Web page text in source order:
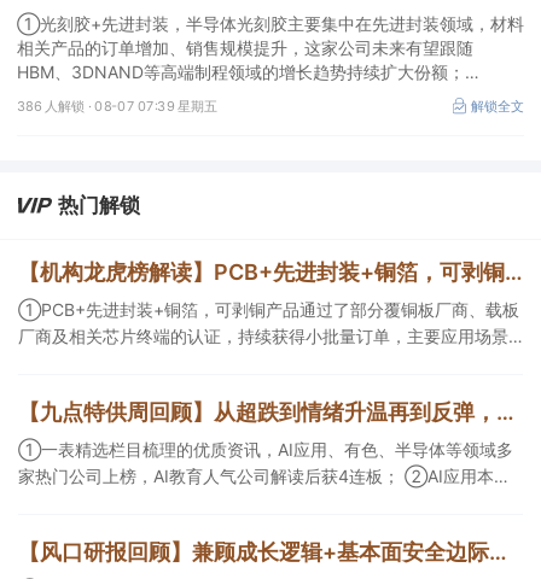
①光刻胶+先进封装，半导体光刻胶主要集中在先进封装领域，材料
相关产品的订单增加、销售规模提升，这家公司未来有望跟随
HBM、3DNAND等高端制程领域的增长趋势持续扩大份额；
②华为+高速连接器，这家公司是深耕连接器国产核心骨干，高速互
联产品已对接导入国内头部AI服务器厂商，深度绑定华为供应链。
386 人解锁 ·08-07 07:39 星期五 解锁全文
热门解锁
【机构龙虎榜解读】PCB+先进封装+铜箔，可剥铜产品通过了部分覆铜板厂商、载板厂商及相关芯片终端的认证，持续获得小批量订单，主要应用场景包括芯片封装光模块用PCB，机构大额净买入这家公司
①PCB+先进封装+铜箔，可剥铜产品通过了部分覆铜板厂商、载板
厂商及相关芯片终端的认证，持续获得小批量订单，主要应用场景
等方面具有丰富经验，具备承接细胞与基因治疗产品商业化受托生
产的合规资质，这家公司获净买入。
【九点特供周回顾】从超跌到情绪升温再到反弹，栏目梳理AI应用题材逻辑，AI教育人气公司解读后获4连板
①一表精选栏目梳理的优质资讯，AI应用、有色、半导体等领域多
家热门公司上榜，AI教育人气公司解读后获4连板； ②AI应用本周
角前瞻产业供需情况，提及2家核心公司双双涨停。
【风口研报回顾】兼顾成长逻辑+基本面安全边际！王牌自营前瞻覆盖“pcb+MLCC+电子布”，梳理AI产业链优质标的“深坑起跳”